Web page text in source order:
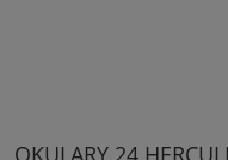
OKULARY 24